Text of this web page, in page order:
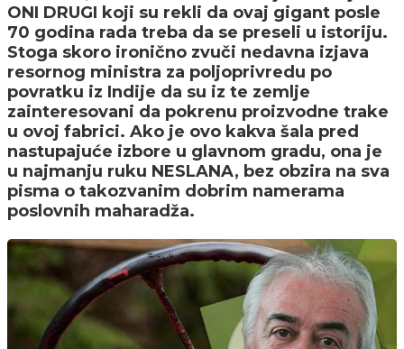
ONI DRUGI koji su rekli da ovaj gigant posle
70 godina rada treba da se preseli u istoriju.
Stoga skoro ironično zvuči nedavna izjava
resornog ministra za poljoprivredu po
povratku iz Indije da su iz te zemlje
zainteresovani da pokrenu proizvodne trake
u ovoj fabrici. Ako je ovo kakva šala pred
nastupajuće izbore u glavnom gradu, ona je
u najmanju ruku NESLANA, bez obzira na sva
pisma o takozvanim dobrim namerama
poslovnih maharadža.